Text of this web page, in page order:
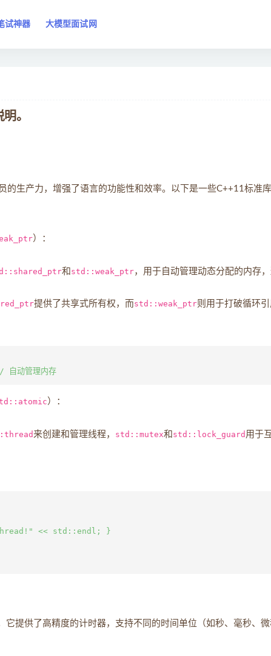
试神器 大模型面试网
。
生产力，增强了语言的功能性和效率。以下是一些C++11标准
）：
和 std::weak_ptr，用于自动管理动态分配的内存
提供了共享式所有权，而std::weak_ptr则用于打破循环引
）：
来创建和管理线程， std::mutex和 std::lock_guard 用于
<< std::endl; }
它提供了高精度的计时器，支持不同的时间单位（如秒、毫秒、微